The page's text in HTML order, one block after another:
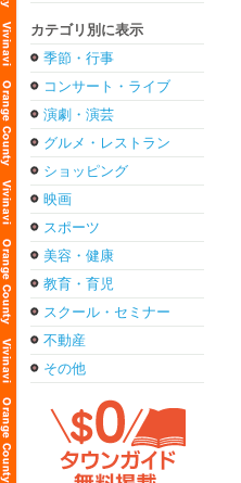
カテゴリ別に表示
季節・行事
コンサート・ライブ
演劇・演芸
グルメ・レストラン
ショッピング
映画
スポーツ
美容・健康
教育・育児
スクール・セミナー
不動産
その他